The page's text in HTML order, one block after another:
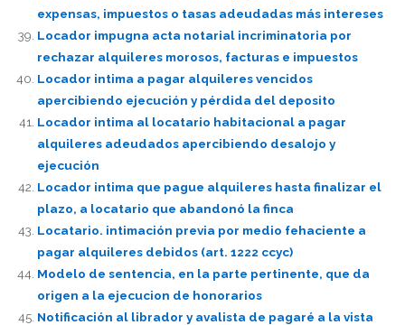
expensas, impuestos o tasas adeudadas más intereses
Locador impugna acta notarial incriminatoria por
rechazar alquileres morosos, facturas e impuestos
Locador intima a pagar alquileres vencidos
apercibiendo ejecución y pérdida del deposito
Locador intima al locatario habitacional a pagar
alquileres adeudados apercibiendo desalojo y
ejecución
Locador intima que pague alquileres hasta finalizar el
plazo, a locatario que abandonó la finca
Locatario. intimación previa por medio fehaciente a
pagar alquileres debidos (art. 1222 ccyc)
Modelo de sentencia, en la parte pertinente, que da
origen a la ejecucion de honorarios
Notificación al librador y avalista de pagaré a la vista